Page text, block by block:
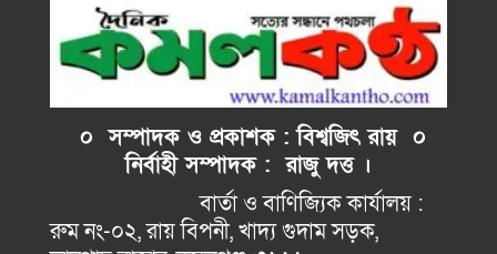
০ সম্পাদক ও প্রকাশক : বিশ্বজিৎ রায় ০
নির্বাহীসম্পাদক : রাজু দত্ত ।
বার্তা ও বাণিজ্যিক কার্যালয় :
রুম নং-০২, রায় বিপনী, খাদ্য গুদাম সড়ক,